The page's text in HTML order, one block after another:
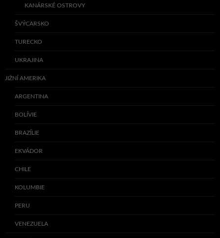
KANÁRSKÉ OSTROVY
ŠVÝCARSKO
TURECKO
UKRAJINA
JIŽNÍ AMERIKA
ARGENTINA
BOLÍVIE
BRAZÍLIE
EKVÁDOR
CHILE
KOLUMBIE
PERU
VENEZUELA